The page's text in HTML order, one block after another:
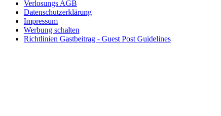
Verlosungs AGB
Datenschutzerklärung
Impressum
Werbung schalten
Richtlinien Gastbeitrag - Guest Post Guidelines